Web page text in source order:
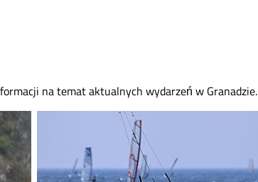
na temat aktualnych wydarzeń w Granadzie.